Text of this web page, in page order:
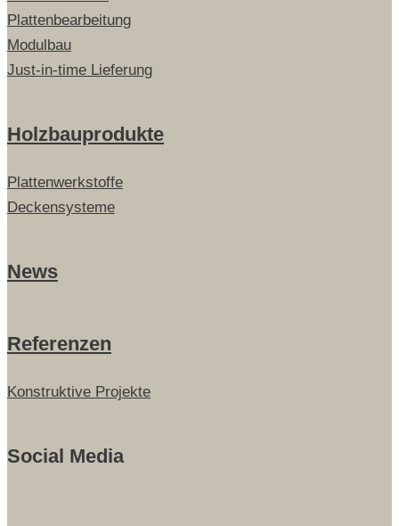
Plattenbearbeitung
Modulbau
Just-in-time Lieferung
Holzbauprodukte
Plattenwerkstoffe
Deckensysteme
News
Referenzen
Konstruktive Projekte
Social Media